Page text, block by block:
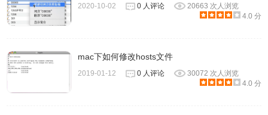
2020-10-02 0 人评论
20663 次人浏览
4.0 分
mac下如何修改hosts文件
2019-01-12 0 人评论
30072 次人浏览
4.0 分